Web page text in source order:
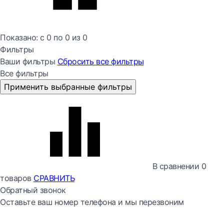
Показано: с 0 по 0 из 0
Фильтры
Ваши фильтры Сбросить все фильтры
Все фильтры
Применить выбранные фильтры
В сравнении 0
товаров СРАВНИТЬ
Обратный звонок
Оставьте ваш номер телефона и мы перезвоним